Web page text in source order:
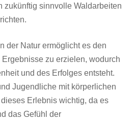
zukünftig sinnvolle Waldarbeiten
der Natur ermöglicht es den
zu erzielen, wodurch
und des Erfolges entsteht.
Jugendliche mit körperlichen
Erlebnis wichtig, da es
das Gefühl der